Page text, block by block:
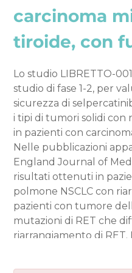
carcinoma
tiroide, con
Lo studio LIBRETTO-
studio di fase 1-2, per
sicurezza di
i tipi di tumori solidi con
in pazienti con
Nelle pubblicazioni
England Journal of
risultati ottenuti in
polmone NSCLC con
pazienti con tumore
mutazioni di RET che
riarrangiamento di